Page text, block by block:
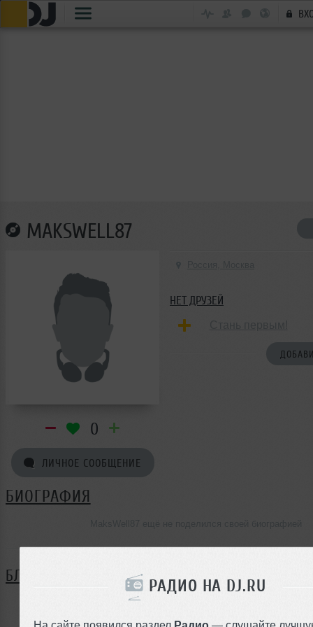
РАДИО НА DJ.RU
На сайте появился раздел Радио — слушайте
MAKSWELL87
0
ЛИЧНОЕ СООБЩЕНИЕ
НЕТ ДРУЗЕЙ
БИОГРАФИЯ
БЛОГ